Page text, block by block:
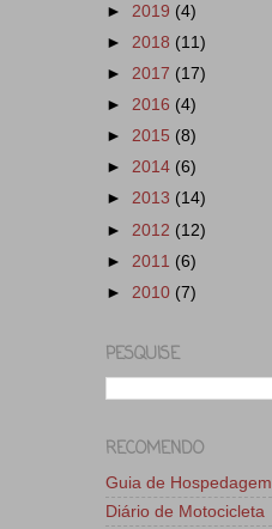
► 2019 (4)
► 2018 (11)
► 2017 (17)
► 2016 (4)
► 2015 (8)
► 2014 (6)
► 2013 (14)
► 2012 (12)
► 2011 (6)
► 2010 (7)
PESQUISE
RECOMENDO
Guia de Hospedagem
Diário de Motocicleta